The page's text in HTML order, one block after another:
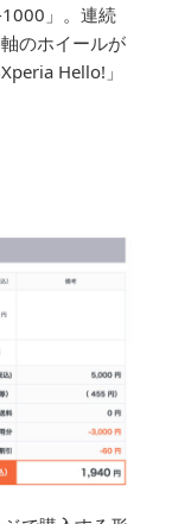
1000」。連続
のホイールが
Hello!」